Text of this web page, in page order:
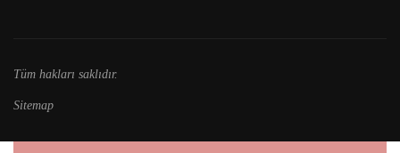
Tüm hakları saklıdır.
Sitemap